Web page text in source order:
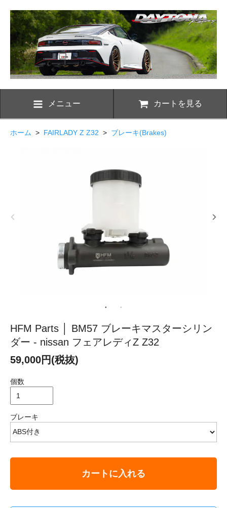
メニュー カートを見る
ホーム > FAIRLADY Z Z32 > ブレーキ(Brakes)
HFM Parts │ BM57 ブレーキマスターシリン
ダー - nissan フェアレディZ Z32
59,000円(税抜)
個数
ブレーキ
カートに入れる